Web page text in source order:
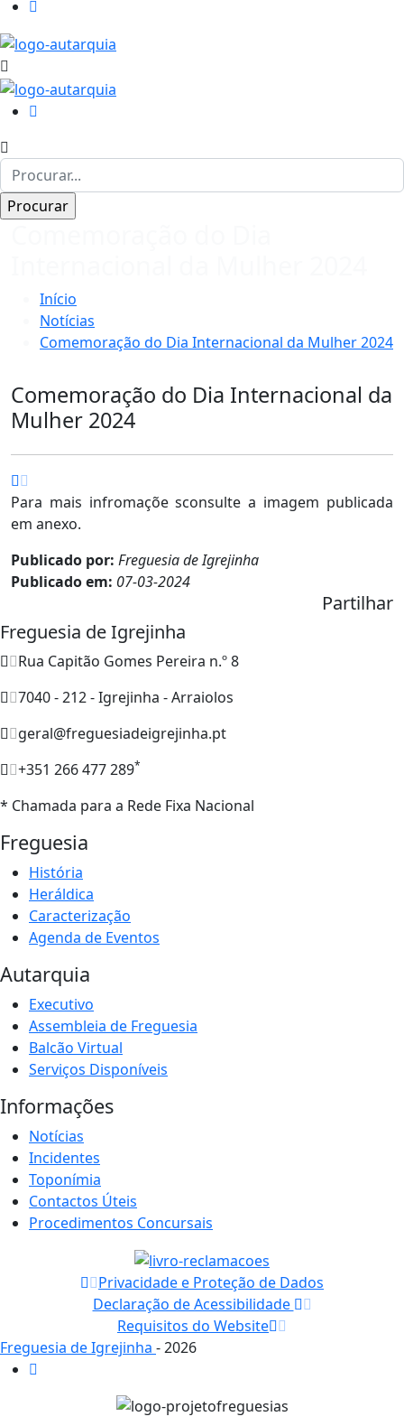
Início
Notícias
Comemoração do Dia Internacional da Mulher 2024
Comemoração do Dia Internacional da
Mulher 2024
Para mais infromaçõe sconsulte a imagem publicada
em anexo.
Publicado por: Freguesia de Igrejinha
Publicado em: 07-03-2024
Partilhar
Freguesia de Igrejinha
Rua Capitão Gomes Pereira n.º 8
7040 - 212 - Igrejinha - Arraiolos
geral@freguesiadeigrejinha.pt
+351 266 477 289*
* Chamada para a Rede Fixa Nacional
Freguesia
História
Heráldica
Caracterização
Agenda de Eventos
Autarquia
Executivo
Assembleia de Freguesia
Balcão Virtual
Serviços Disponíveis
Informações
Notícias
Incidentes
Toponímia
Contactos Úteis
Procedimentos Concursais
Privacidade e Proteção de Dados
Declaração de Acessibilidade
Requisitos do Website
Freguesia de Igrejinha - 2026